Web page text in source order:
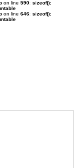
on line 590: sizeof():
on line 646: sizeof():